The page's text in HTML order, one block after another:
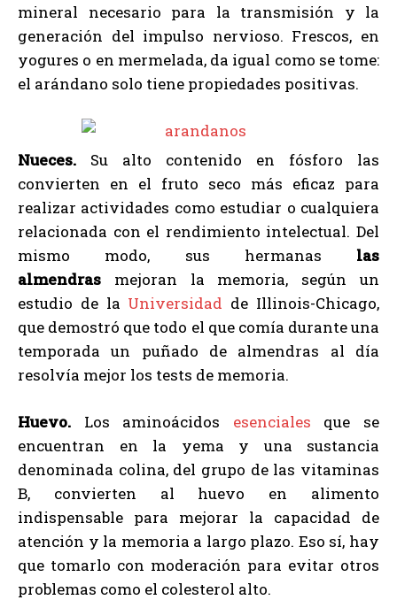
mineral necesario para la transmisión y la
generación del impulso nervioso. Frescos, en
yogures o en mermelada, da igual como se tome:
el arándano solo tiene propiedades positivas.
Nueces. Su alto contenido en fósforo las
convierten en el fruto seco más eficaz para
realizar actividades como estudiar o cualquiera
relacionada con el rendimiento intelectual. Del
mismo modo, sus hermanas las
almendras mejoran la memoria, según un
estudio de la Universidad de Illinois-Chicago,
que demostró que todo el que comía durante una
temporada un puñado de almendras al día
resolvía mejor los tests de memoria.
Huevo. Los aminoácidos esenciales que se
encuentran en la yema y una sustancia
denominada colina, del grupo de las vitaminas
B, convierten al huevo en alimento
indispensable para mejorar la capacidad de
atención y la memoria a largo plazo. Eso sí, hay
que tomarlo con moderación para evitar otros
problemas como el colesterol alto.